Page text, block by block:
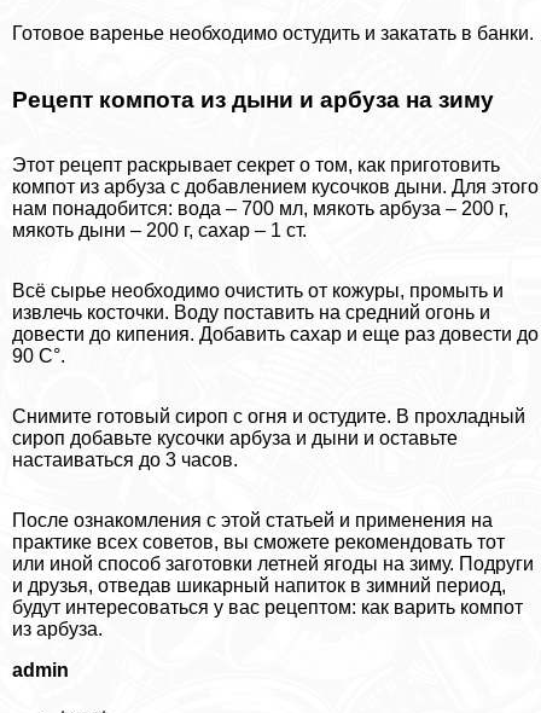
Готовое варенье необходимо остудить и закатать в банки.
Рецепт компота из дыни и арбуза на зиму
Этот рецепт раскрывает секрет о том, как приготовить
компот из арбуза с добавлением кусочков дыни. Для этого
нам понадобится: вода – 700 мл, мякоть арбуза – 200 г,
мякоть дыни – 200 г, сахар – 1 ст.
Всё сырье необходимо очистить от кожуры, промыть и
извлечь косточки. Воду поставить на средний огонь и
довести до кипения. Добавить сахар и еще раз довести до
90 С°.
Снимите готовый сироп с огня и остудите. В прохладный
сироп добавьте кусочки арбуза и дыни и оставьте
настаиваться до 3 часов.
После ознакомления с этой статьей и применения на
пpaктике всех советов, вы сможете рекомендовать тот
или иной способ заготовки летней ягоды на зиму. Подруги
и друзья, отведав шикарный напиток в зимний период,
будут интересоваться у вас рецептом: как варить компот
из арбуза.
admin